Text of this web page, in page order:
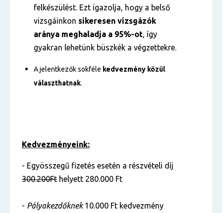
felkészülést. Ezt igazolja, hogy a belső
vizsgáinkon sikeresen vizsgázók
aránya meghaladja a 95%-ot, így
gyakran lehetünk büszkék a végzettekre.
A jelentkezők sokféle kedvezmény közül
választhatnak.
Kedvezményeink:
- Egyösszegű fizetés esetén a részvételi díj
300.200Ft helyett 280.000 Ft
- Pályakezdőknek10.000 Ft kedvezmény